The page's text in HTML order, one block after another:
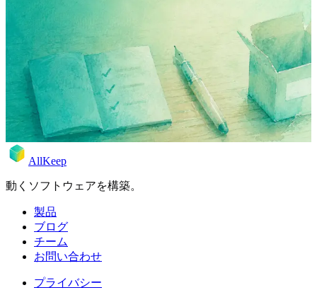
庫チェックリスト
報われる部屋別チェックリスト — 正しいものだけ記録、そ
れ以外は飛ばし、90分で終わる。無料テンプレ＋無料アプ
リ。
2026年4月28日 Rodion
AllKeep
動くソフトウェアを構築。
製品
ブログ
チーム
お問い合わせ
プライバシー